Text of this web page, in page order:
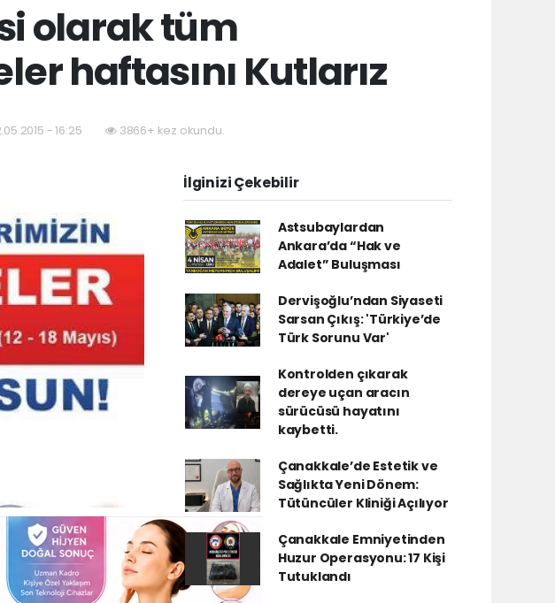
olarak tüm
haftasını Kutlarız
- 16:25 3866+ kez okundu.
İlginizi Çekebilir
Astsubaylardan
Ankara’da “Hak ve
Adalet” Buluşması
Dervişoğlu’ndan Siyaseti
Sarsan Çıkış: 'Türkiye’de
Türk Sorunu Var'
Kontrolden çıkarak
dereye uçan aracın
sürücüsü hayatını
kaybetti.
Çanakkale’de Estetik ve
Sağlıkta Yeni Dönem:
Tütüncüler Kliniği Açılıyor
Çanakkale Emniyetinden
Huzur Operasyonu: 17 Kişi
Tutuklandı